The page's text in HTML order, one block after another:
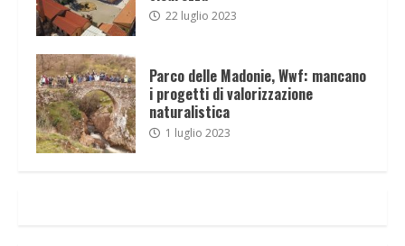
22 luglio 2023
Parco delle Madonie, Wwf: mancano
i progetti di valorizzazione
naturalistica
1 luglio 2023